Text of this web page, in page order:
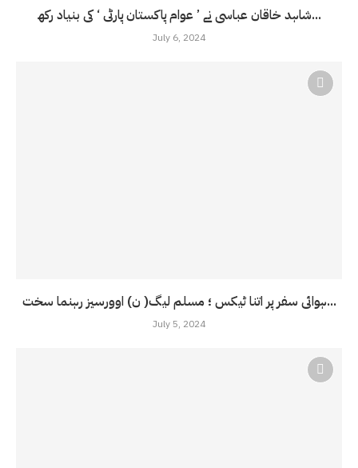
شاہد خاقان عباسی نے ’ عوام پاکستان پارٹی ‘ کی بنیاد رکھ...
July 6, 2024
ہوائی سفر پر اتنا ٹیکس ؛ مسلم لیگ( ن) اوورسیز رہنما سخت...
July 5, 2024